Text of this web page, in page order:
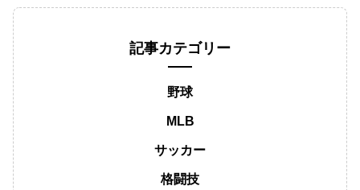
記事カテゴリー
野球
MLB
サッカー
格闘技